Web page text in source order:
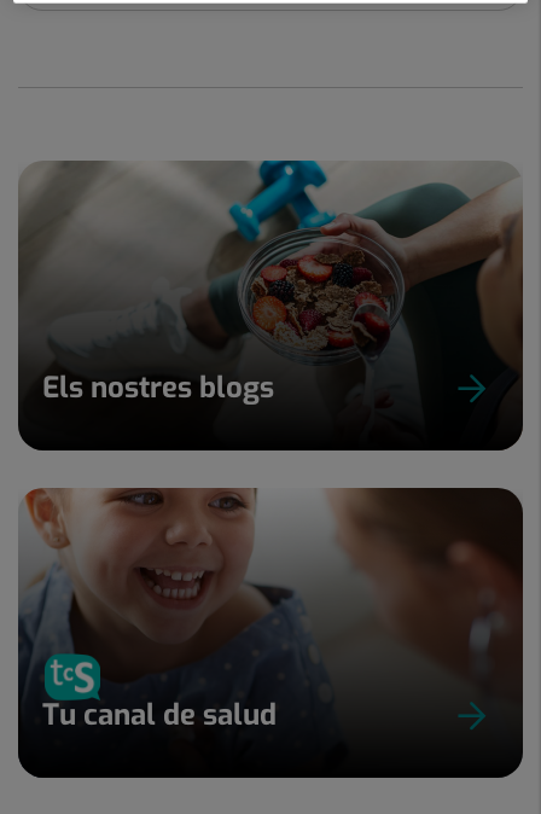
Els nostres blogs
Tu canal de salud